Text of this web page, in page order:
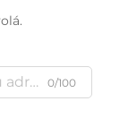
0/100